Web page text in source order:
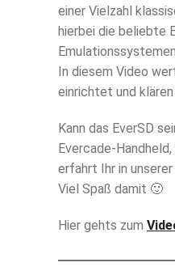
einer Vielzahl
hierbei die beliebte
In diesem Video
einrichtet und
Kann das EverSD
Evercade-
erfahrt Ihr in
Viel Spaß damit 🙂
Hier gehts zum